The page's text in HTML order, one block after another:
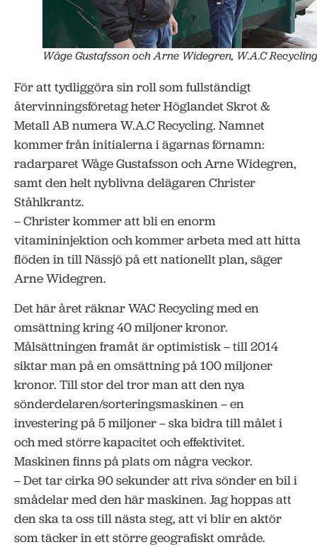
Wåge Gustafsson och Arne Widegren, W.A.C
För att tydliggöra sin roll som fullständigt
återvinningsföretag heter Höglandet Skrot &
Metall AB numera W.A.C Recycling. Namnet
kommer från initialerna i ägarnas förnamn:
radarparet Wåge Gustafsson och Arne Widegren,
samt den helt nyblivna delägaren Christer
Ståhlkrantz.
– Christer kommer att bli en enorm
vitamininjektion och kommer arbeta med att hitta
flöden in till Nässjö på ett nationellt plan, säger
Arne Widegren.
Det här året räknar WAC Recycling med en
omsättning kring 40 miljoner kronor.
Målsättningen framåt är optimistisk – till 2014
siktar man på en omsättning på 100 miljoner
kronor. Till stor del tror man att den nya
sönderdelaren/sorteringsmaskinen – en
investering på 5 miljoner – ska bidra till målet i
och med större kapacitet och effektivitet.
Maskinen finns på plats om några veckor.
– Det tar cirka 90 sekunder att riva sönder en bil i
smådelar med den här maskinen. Jag hoppas att
den ska ta oss till nästa steg, att vi blir en aktör
som täcker in ett större geografiskt område.